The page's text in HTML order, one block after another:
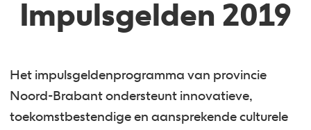
Impulsgelden 2019
Het impulsgeldenprogramma van provincie
Noord-Brabant ondersteunt innovatieve,
toekomstbestendige en aansprekende culturele